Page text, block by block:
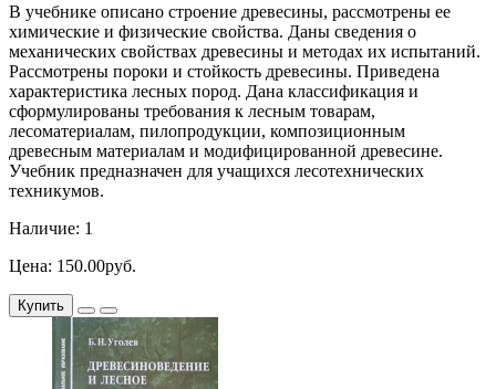
В учебнике описано строение древесины, рассмотрены ее
химические и физические свойства. Даны сведения о
механических свойствах древесины и методах их испытаний.
Рассмотрены пороки и стойкость древесины. Приведена
характеристика лесных пород. Дана классификация и
сформулированы требования к лесным товарам,
лесоматериалам, пилопродукции, композиционным
древесным материалам и модифицированной древесине.
Учебник предназначен для учащихся лесотехнических
техникумов.
Наличие: 1
Цена: 150.00руб.
Купить